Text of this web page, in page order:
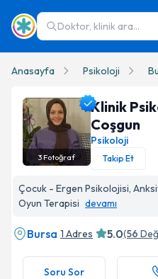
Doktor, klinik ara...
Anasayfa Psikoloji
Klinik Psikolog Şadiye Kaya
3Fotoğraf
Klinik
Coşgun
Psikoloji
Takip Et
Çocuk - Ergen Psikolojisi,
Oyun Terapisi devamı
Bursa 1 Adres 5.0(56
Soru Sor